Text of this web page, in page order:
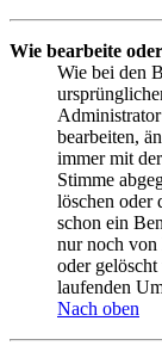
Wie bearbeite
Wie bei den
bearbeiten,
immer mit
Stimme
löschen oder
schon ein
nur noch von
oder
laufenden
Nach oben